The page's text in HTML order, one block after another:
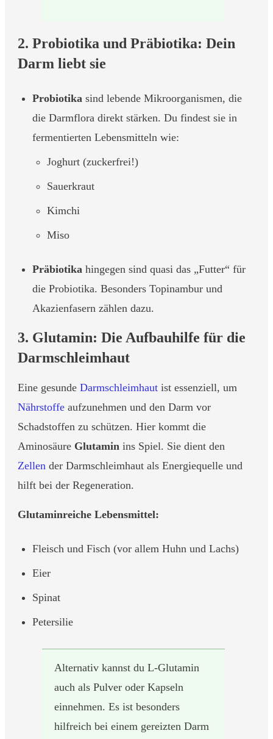
2. Probiotika und Präbiotika: Dein
Darm liebt sie
Probiotika sind lebende Mikroorganismen, die
die Darmflora direkt stärken. Du findest sie in
fermentierten Lebensmitteln wie:
Joghurt (zuckerfrei!)
Sauerkraut
Kimchi
Miso
Präbiotika hingegen sind quasi das „Futter“ für
die Probiotika. Besonders Topinambur und
Akazienfasern zählen dazu.
3. Glutamin: Die Aufbauhilfe für die
Darmschleimhaut
Eine gesunde Darmschleimhaut ist essenziell, um
Nährstoffe aufzunehmen und den Darm vor
Schadstoffen zu schützen. Hier kommt die
Aminosäure Glutamin ins Spiel. Sie dient den
Zellen der Darmschleimhaut als Energiequelle und
hilft bei der Regeneration.
Glutaminreiche Lebensmittel:
Fleisch und Fisch (vor allem Huhn und Lachs)
Eier
Spinat
Petersilie
Alternativ kannst du L-Glutamin
auch als Pulver oder Kapseln
einnehmen. Es ist besonders
hilfreich bei einem gereizten Darm